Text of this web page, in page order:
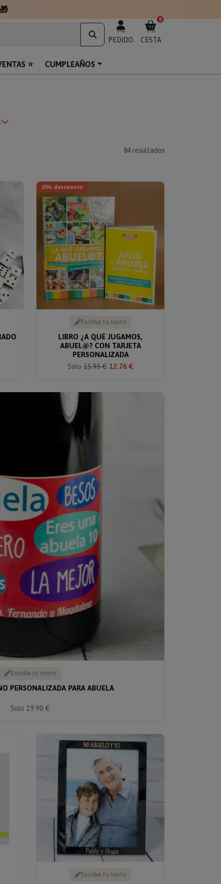
MI
PEDIDO
0
MI
CESTA
⭐ CUMPLEAÑOS
84 resultados
20% descuento
Escribe tu texto
LIBRO ¿A QUÉ JUGAMOS,
ABUEL@? CON TARJETA
PERSONALIZADA
Solo 15.95 € 12.76 €
Escribe tu texto
PERSONALIZADA PARA ABUELA
Solo 19.90 €
Escribe tu texto